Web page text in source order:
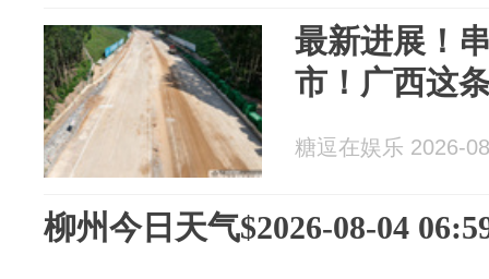
最新进展！
市！广西这
糖逗在娱乐 2026-
柳州今日天气$2026-08-04